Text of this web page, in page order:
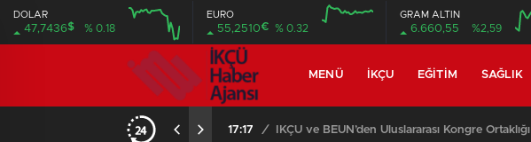
DOLAR
47,7436$ % 0.18
EURO
55,2510€ % 0.32
GRAM ALTIN
6.660,55 %2,59
MENÜ İKÇU EĞITIM SAĞLIK
17:17 / İKÇÜ ve BEUN’den Uluslararası Kongre Ortaklığı